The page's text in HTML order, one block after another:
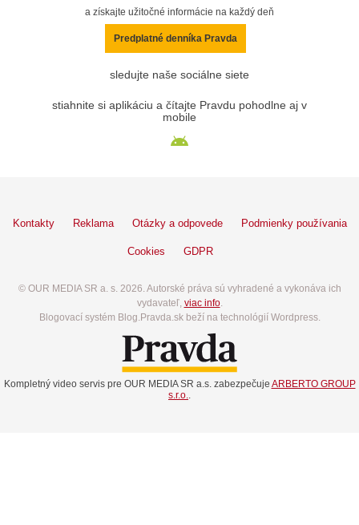
a získajte užitočné informácie na každý deň
Predplatné denníka Pravda
sledujte naše sociálne siete
stiahnite si aplikáciu a čítajte Pravdu pohodlne aj v
mobile
Kontakty Reklama Otázky a odpovede Podmienky používania
Cookies GDPR
© OUR MEDIA SR a. s. 2026. Autorské práva sú vyhradené a vykonáva ich
vydavateľ, viac info.
Blogovací systém Blog.Pravda.sk beží na technológií Wordpress.
Kompletný video servis pre OUR MEDIA SR a.s. zabezpečuje ARBERTO GROUP
s.r.o.